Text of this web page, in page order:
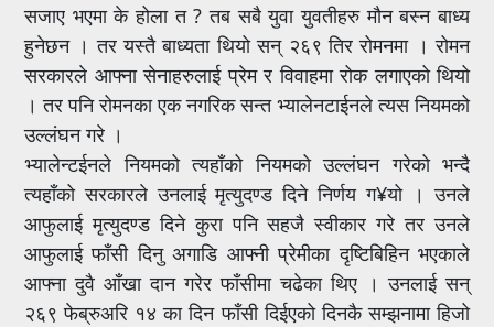
सजाए भएमा के होला त ? तब सबै युवा युवतीहरु मौन बस्न बाध्य
हुनेछन । तर यस्तै बाध्यता थियो सन् २६९ तिर रोमनमा । रोमन
सरकारले आफ्ना सेनाहरुलाई प्रेम र विवाहमा रोक लगाएको थियो
। तर पनि रोमनका एक नगरिक सन्त भ्यालेनटाईनले त्यस नियमको
उल्लंघन गरे ।
भ्यालेन्टईनले नियमको त्यहाँको नियमको उल्लंघन गरेको भन्दै
त्यहाँको सरकारले उनलाई मृत्युदण्ड दिने निर्णय ग¥यो । उनले
आफुलाई मृत्युदण्ड दिने कुरा पनि सहजै स्वीकार गरे तर उनले
आफुलाई फाँसी दिनु अगाडि आफ्नी प्रेमीका दृष्टिबिहिन भएकाले
आफ्ना दुवै आँखा दान गरेर फाँसीमा चढेका थिए । उनलाई सन्
२६९ फेब्रुअरि १४ का दिन फाँसी दिईएको दिनकै सम्झनामा हिजो